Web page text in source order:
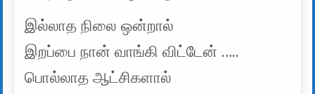
இல்லாத நிலை ஒன்றால்
இறப்பை நான் வாங்கி விட்டேன் …..
பொல்லாத ஆட்சிகளால்